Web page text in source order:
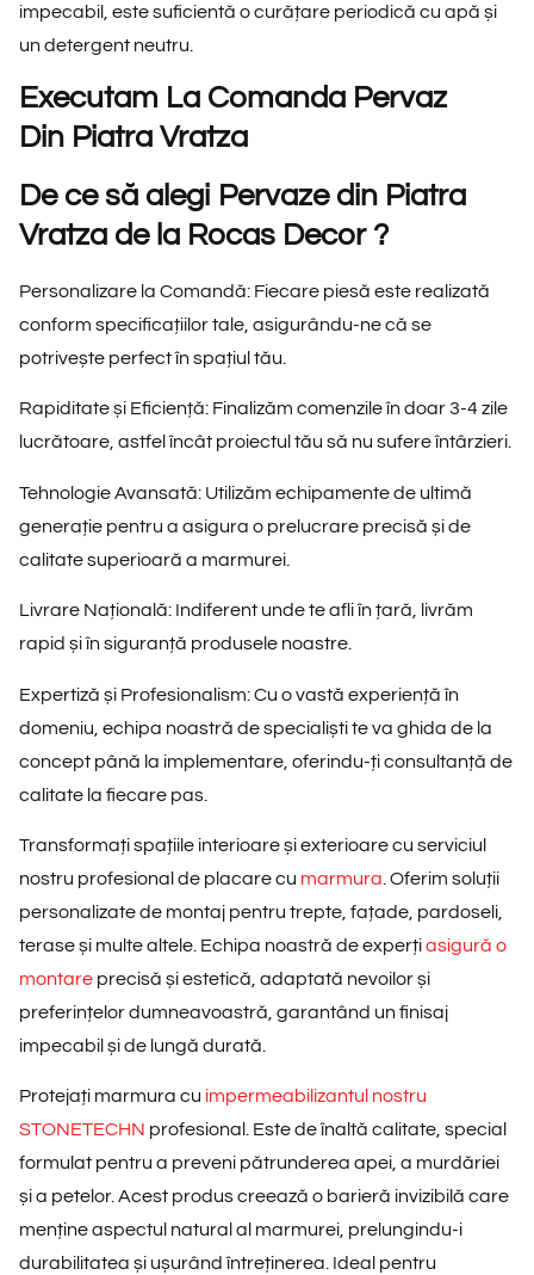
impecabil, este suficientă o curățare periodică cu apă și
un detergent neutru.
Executam La Comanda Pervaz
Din Piatra Vratza
De ce să alegi Pervaze din Piatra
Vratza de la Rocas Decor ?
Personalizare la Comandă: Fiecare piesă este realizată
conform specificațiilor tale, asigurându-ne că se
potrivește perfect în spațiul tău.
Rapiditate și Eficiență: Finalizăm comenzile în doar 3-4 zile
lucrătoare, astfel încât proiectul tău să nu sufere întârzieri.
Tehnologie Avansată: Utilizăm echipamente de ultimă
generație pentru a asigura o prelucrare precisă și de
calitate superioară a marmurei.
Livrare Națională: Indiferent unde te afli în țară, livrăm
rapid și în siguranță produsele noastre.
Expertiză și Profesionalism: Cu o vastă experiență în
domeniu, echipa noastră de specialiști te va ghida de la
concept până la implementare, oferindu-ți consultanță de
calitate la fiecare pas.
Transformați spațiile interioare și exterioare cu serviciul
nostru profesional de placare cu marmura . Oferim soluții
personalizate de montaj pentru trepte, fațade, pardoseli,
terase și multe altele. Echipa noastră de experțiasigură o
montare precisă și estetică, adaptată nevoilor și
preferințelor dumneavoastră, garantând un finisaj
impecabil și de lungă durată.
Protejați marmura cu impermeabilizantul nostru
STONETECHN profesional. Este de înaltă calitate, special
formulat pentru a preveni pătrunderea apei, a murdăriei
și a petelor. Acest produs creează o barieră invizibilă care
menține aspectul natural al marmurei, prelungindu-i
durabilitatea și ușurând întreținerea. Ideal pentru